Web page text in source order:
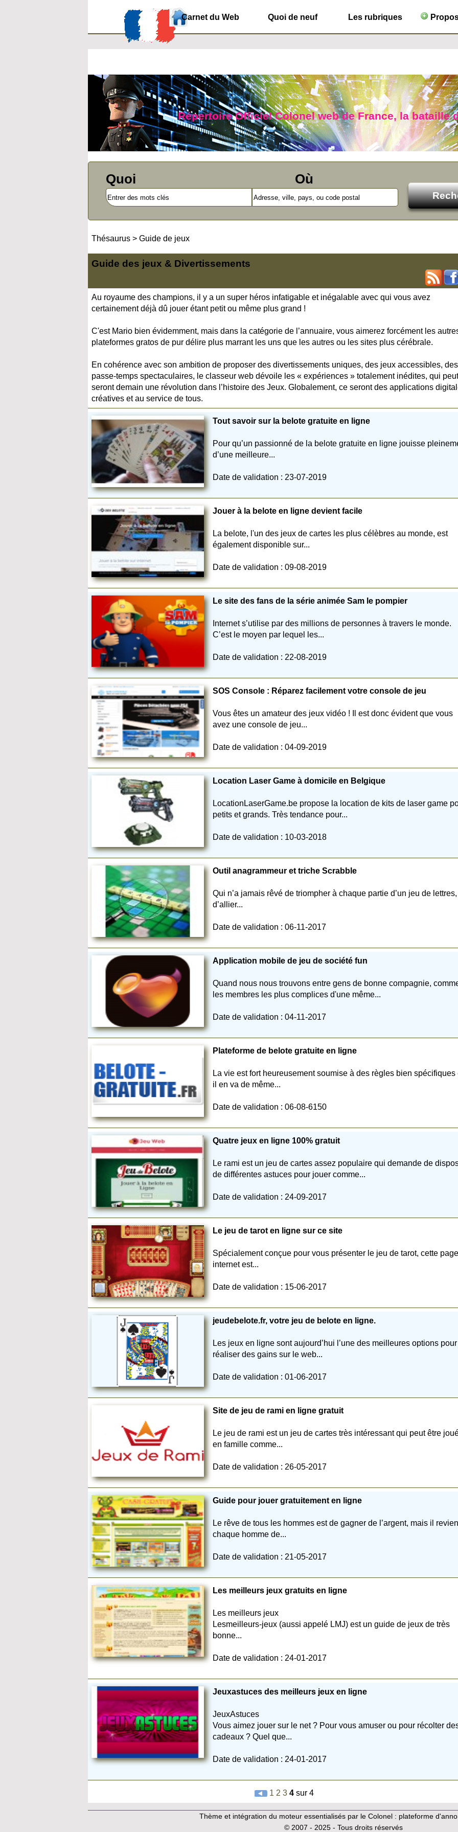
Carnet du Web Quoi de neuf Les rubriques
Répertoire Officiel Colonel web de France, la bataille
Quoi Où
Thésaurus > Guide de jeux
Guide des jeux & Divertissements
Au royaume des champions, il y a un super héros infatigable et inégalable avec qui vous avez
certainement déjà dû jouer étant petit ou même plus grand !
C'est Mario bien évidemment, mais dans la catégorie de l’annuaire, vous aimerez forcément les
plateformes gratos de pur délire plus marrant les uns que les autres ou les sites plus cérébrale.
En cohérence avec son ambition de proposer des divertissements uniques, des jeux accessibles, des
passe-temps spectaculaires, le classeur web dévoile les « expériences » totalement inédites, qui
seront demain une révolution dans l’histoire des Jeux. Globalement, ce seront des applications
créatives et au service de tous.
Tout savoir sur la belote gratuite en ligne
Pour qu’un passionné de la belote gratuite en ligne jouisse
d’une meilleure...
Date de validation : 23-07-2019
Jouer à la belote en ligne devient facile
La belote, l'un des jeux de cartes les plus célèbres au monde, est
également disponible sur...
Date de validation : 09-08-2019
Le site des fans de la série animée Sam le pompier
Internet s’utilise par des millions de personnes à travers le monde.
C’est le moyen par lequel les...
Date de validation : 22-08-2019
SOS Console : Réparez facilement votre console de jeu
Vous êtes un amateur des jeux vidéo ! Il est donc évident que vous
avez une console de jeu...
Date de validation : 04-09-2019
Location Laser Game à domicile en Belgique
LocationLaserGame.be propose la location de kits de laser game
petits et grands. Très tendance pour...
Date de validation : 10-03-2018
Outil anagrammeur et triche Scrabble
Qui n’a jamais rêvé de triompher à chaque partie d’un jeu de lettres,
d’allier...
Date de validation : 06-11-2017
Application mobile de jeu de société fun
Quand nous nous trouvons entre gens de bonne compagnie,
les membres les plus complices d'une même...
Date de validation : 04-11-2017
Plateforme de belote gratuite en ligne
La vie est fort heureusement soumise à des règles bien spécifiques
il en va de même...
Date de validation : 06-08-6150
Quatre jeux en ligne 100% gratuit
Le rami est un jeu de cartes assez populaire qui demande de
de différentes astuces pour jouer comme...
Date de validation : 24-09-2017
Le jeu de tarot en ligne sur ce site
Spécialement conçue pour vous présenter le jeu de tarot, cette page
internet est...
Date de validation : 15-06-2017
jeudebelote.fr, votre jeu de belote en ligne.
Les jeux en ligne sont aujourd’hui l’une des meilleures options pour
réaliser des gains sur le web...
Date de validation : 01-06-2017
Site de jeu de rami en ligne gratuit
Le jeu de rami est un jeu de cartes très intéressant qui peut être
en famille comme...
Date de validation : 26-05-2017
Guide pour jouer gratuitement en ligne
Le rêve de tous les hommes est de gagner de l’argent, mais il
chaque homme de...
Date de validation : 21-05-2017
Les meilleurs jeux gratuits en ligne
Les meilleurs jeux
Lesmeilleurs-jeux (aussi appelé LMJ) est un guide de jeux de très
bonne...
Date de validation : 24-01-2017
Jeuxastuces des meilleurs jeux en ligne
JeuxAstuces
Vous aimez jouer sur le net ? Pour vous amuser ou pour récolter
cadeaux ? Quel que...
Date de validation : 24-01-2017
1 2 3 4 sur 4
Thème et intégration du moteur essentialisés par le Colonel : plateforme
© 2007 - 2025 - Tous droits réservés